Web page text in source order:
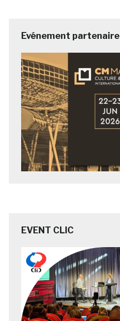
Evénement partenaire
EVENT CLIC